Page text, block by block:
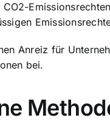
Anreiz für
bei.